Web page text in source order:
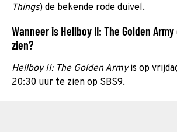
Things) de bekende rode duivel.
Wanneer is Hellboy II: The Golden
zien?
Hellboy II: The Golden Armyis op
20:30 uur te zien op SBS9.